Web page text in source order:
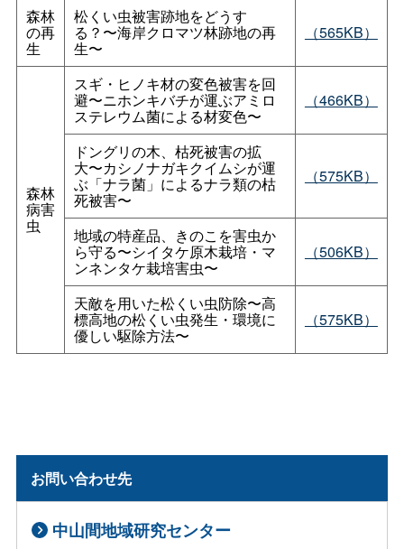
森林
の再
生
松くい虫被害跡地をどうす
る？〜海岸クロマツ林跡地の再
生〜
（565KB）
森林
病害
虫
スギ・ヒノキ材の変色被害を回
避〜ニホンキバチが運ぶアミロ
ステレウム菌による材変色〜
（466KB）
ドングリの木、枯死被害の拡
大〜カシノナガキクイムシが運
ぶ「ナラ菌」によるナラ類の枯
死被害〜
（575KB）
地域の特産品、きのこを害虫か
ら守る〜シイタケ原木栽培・マ
ンネンタケ栽培害虫〜
（506KB）
天敵を用いた松くい虫防除〜高
標高地の松くい虫発生・環境に
優しい駆除方法〜
（575KB）
お問い合わせ先
中山間地域研究センター